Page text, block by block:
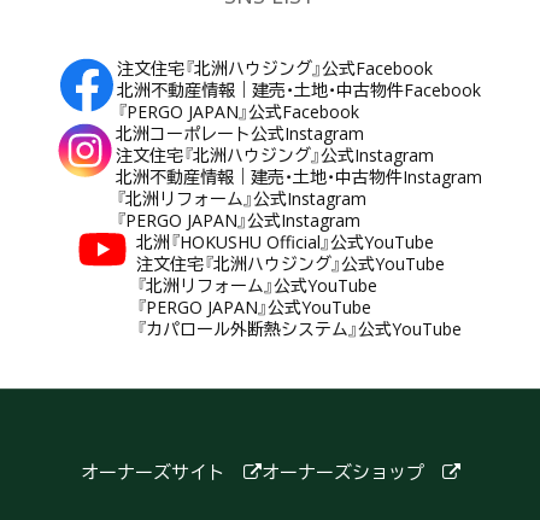
注文住宅『北洲ハウジング』公式Facebook
北洲不動産情報｜建売・土地・中古物件Facebook
『PERGO JAPAN』公式Facebook
北洲コーポレート公式Instagram
注文住宅『北洲ハウジング』公式Instagram
北洲不動産情報｜建売・土地・中古物件Instagram
『北洲リフォーム』公式Instagram
『PERGO JAPAN』公式Instagram
北洲『HOKUSHU Official』公式YouTube
注文住宅『北洲ハウジング』公式YouTube
『北洲リフォーム』公式YouTube
『PERGO JAPAN』公式YouTube
『カパロール外断熱システム』公式YouTube
オーナーズサイト オーナーズショップ